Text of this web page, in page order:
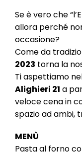
Se è vero che
allora perché
occasione?
Come da
2023 torna la
Ti aspettiamo
Alighieri 21 a
veloce cena in
spazio ad ambi,
MENÙ
Pasta al forno